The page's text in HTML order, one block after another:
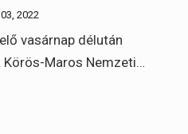
2022
vasárnap délután
Körös-Maros Nemzeti…